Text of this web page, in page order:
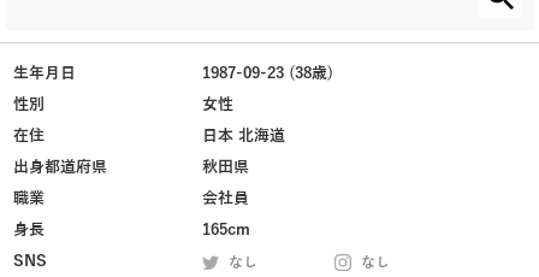
生年月日
1987-09-23 (38歳)
性別
女性
在住
日本 北海道
出身都道府県
秋田県
職業
会社員
身長
165cm
SNS
なし
なし